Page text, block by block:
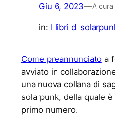
Giu 6, 2023—A cura
in: I libri di
Come preannunciatoa
avviato in
una nuova collana di
solarpunk, della quale
primo numero.